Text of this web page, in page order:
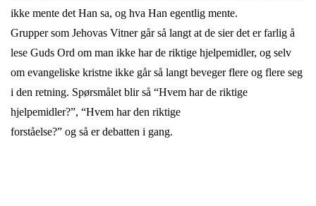
ikke mente det Han sa, og hva Han egentlig mente.
Grupper som Jehovas Vitner går så langt at de sier det er farlig å
lese Guds Ord om man ikke har de riktige hjelpemidler, og selv
om evangeliske kristne ikke går så langt beveger flere og flere seg
i den retning. Spørsmålet blir så “Hvem har de riktige
hjelpemidler?”, “Hvem har den riktige
forståelse?” og så er debatten i gang.